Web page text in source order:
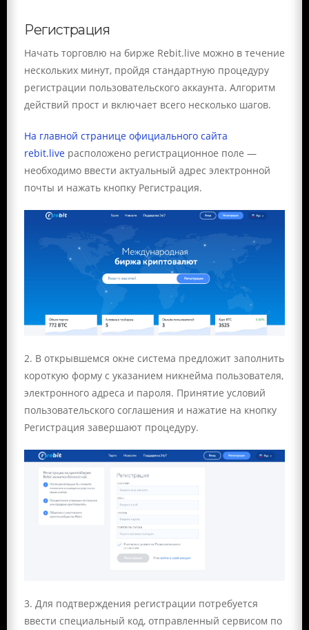
Регистрация
Начать торговлю на бирже Rebit.live можно в течение
нескольких минут, пройдя стандартную процедуру
регистрации пользовательского аккаунта. Алгоритм
действий прост и включает всего несколько шагов.
На главной странице официального сайта
rebit.liveрасположено регистрационное поле —
необходимо ввести актуальный адрес электронной
почты и нажать кнопку Регистрация.
2. В открывшемся окне система предложит заполнить
короткую форму с указанием никнейма пользователя,
электронного адреса и пароля. Принятие условий
пользовательского соглашения и нажатие на кнопку
Регистрация завершают процедуру.
3. Для подтверждения регистрации потребуется
ввести специальный код, отправленный сервисом по